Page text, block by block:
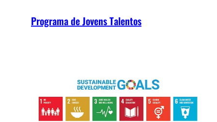
Programa de Jovens Talentos